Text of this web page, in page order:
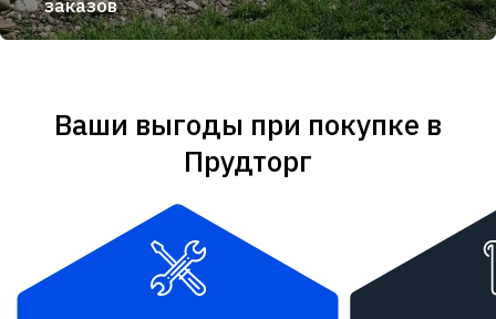
заказов
Ваши выгоды при покупке в
Прудторг